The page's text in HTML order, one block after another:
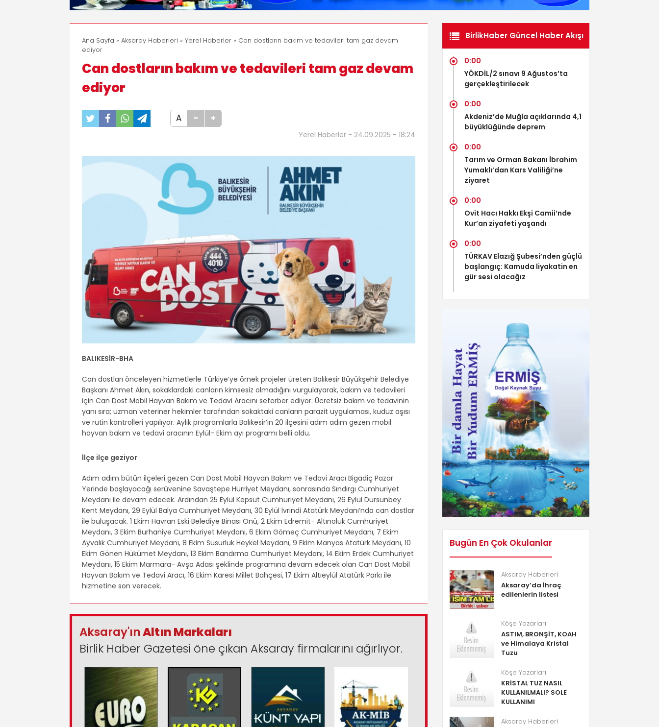
Ana Sayfa » Aksaray Haberleri » Yerel Haberler » Can dostların bakım ve tedavileri tam gaz devam
ediyor
Can dostların bakım ve tedavileri tam gaz devam
ediyor
A - +
Yerel Haberler - 24.09.2025 - 18:24
BALIKESİR-BHA
Can dostları önceleyen hizmetlerle Türkiye’ye örnek projeler üreten Balıkesir Büyükşehir Belediye
Başkanı Ahmet Akın, sokaklardaki canların kimsesiz olmadığını vurgulayarak, bakım ve tedavileri
için Can Dost Mobil Hayvan Bakım ve Tedavi Aracını seferber ediyor. Ücretsiz bakım ve tedavinin
yanı sıra; uzman veteriner hekimler tarafından sokaktaki canların parazit uygulaması, kuduz aşısı
ve rutin kontrolleri yapılıyor. Aylık programlarla Balıkesir’in 20 ilçesini adım adım gezen mobil
hayvan bakım ve tedavi aracının Eylül- Ekim ayı programı belli oldu.
İlçe ilçe geziyor
Adım adım bütün ilçeleri gezen Can Dost Mobil Hayvan Bakım ve Tedavi Aracı Bigadiç Pazar
Yerinde başlayacağı serüvenine Savaştepe Hürriyet Meydanı, sonrasında Sındırgı Cumhuriyet
Meydanı ile devam edecek. Ardından 25 Eylül Kepsut Cumhuriyet Meydanı, 26 Eylül Dursunbey
Kent Meydanı, 29 Eylül Balya Cumhuriyet Meydanı, 30 Eylül İvrindi Atatürk Meydanı’nda can dostlar
ile buluşacak. 1 Ekim Havran Eski Belediye Binası Önü, 2 Ekim Edremit- Altınoluk Cumhuriyet
Meydanı, 3 Ekim Burhaniye Cumhuriyet Meydanı, 6 Ekim Gömeç Cumhuriyet Meydanı, 7 Ekim
Ayvalık Cumhuriyet Meydanı, 8 Ekim Susurluk Heykel Meydanı, 9 Ekim Manyas Atatürk Meydanı, 10
Ekim Gönen Hükümet Meydanı, 13 Ekim Bandırma Cumhuriyet Meydanı, 14 Ekim Erdek Cumhuriyet
Meydanı, 15 Ekim Marmara- Avşa Adası şeklinde programına devam edecek olan Can Dost Mobil
Hayvan Bakım ve Tedavi Aracı, 16 Ekim Karesi Millet Bahçesi, 17 Ekim Altıeylül Atatürk Parkı ile
hizmetine son verecek.
Aksaray'ınAltın Markaları
Birlik Haber Gazetesi öne çıkan Aksaray firmalarını ağırlıyor.
BirlikHaber Güncel Haber Akışı
0:00
YÖKDİL/2 sınavı 9 Ağustos’ta
gerçekleştirilecek
0:00
Akdeniz’de Muğla açıklarında 4,1
büyüklüğünde deprem
0:00
Tarım ve Orman Bakanı İbrahim
Yumaklı’dan Kars Valiliği’ne
ziyaret
0:00
Ovit Hacı Hakkı Ekşi Camii’nde
Kur’an ziyafeti yaşandı
0:00
TÜRKAV Elazığ Şubesi’nden güçlü
başlangıç: Kamuda liyakatin en
gür sesi olacağız
Bugün En Çok Okulanlar
Aksaray Haberleri
Aksaray’da İhraç
edilenlerin listesi
Köşe Yazarları
ASTIM, BRONŞİT, KOAH
ve Himalaya Kristal
Tuzu
Köşe Yazarları
KRİSTAL TUZ NASIL
KULLANILMALI? SOLE
KULLANIMI
Aksaray Haberleri